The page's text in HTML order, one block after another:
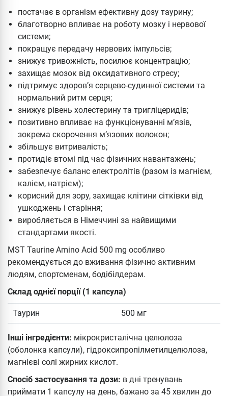
постачає в організм ефективну дозу таурину;
благотворно впливає на роботу мозку і нервової
системи;
покращує передачу нервових імпульсів;
знижує тривожність, посилює концентрацію;
захищає мозок від оксидативного стресу;
підтримує здоров’я серцево-судинної системи та
нормальний ритм серця;
знижує рівень холестерину та тригліцеридів;
позитивно впливає на функціонуванні м’язів,
зокрема скорочення м’язових волокон;
збільшує витривалість;
протидіє втомі під час фізичних навантажень;
забезпечує баланс електролітів (разом із магнієм,
калієм, натрієм);
корисний для зору, захищає клітини сітківки від
ушкоджень і старіння;
виробляється в Німеччині за найвищими
стандартами якості.
MST Taurine Amino Acid 500 mg особливо
рекомендується до вживання фізично активним
людям, спортсменам, бодібілдерам.
Склад однієї порції (1 капсула)
Таурин 500 мг
Інші інгредієнти: мікрокристалічна целюлоза
(оболонка капсули), гідроксипропілметилцелюлоза,
магнієві солі жирних кислот.
Спосіб застосування та дози: в дні тренувань
приймати 1 капсулу на день, бажано за 45 хвилин до